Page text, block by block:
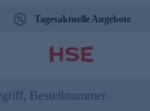
Tagesaktuelle Angebote